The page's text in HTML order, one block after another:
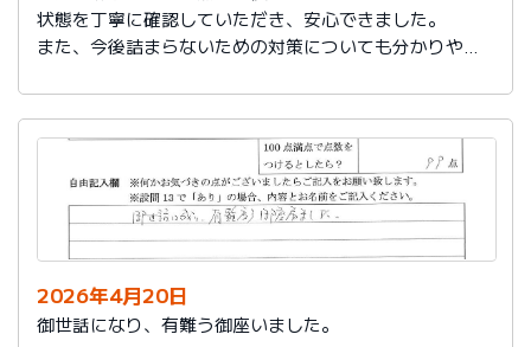
状態を丁寧に確認していただき、安心できました。
また、今後詰まらないための対策についても分かりやす
ありがとうございました。
2026年4月20日
御世話になり、有難う御座いました。